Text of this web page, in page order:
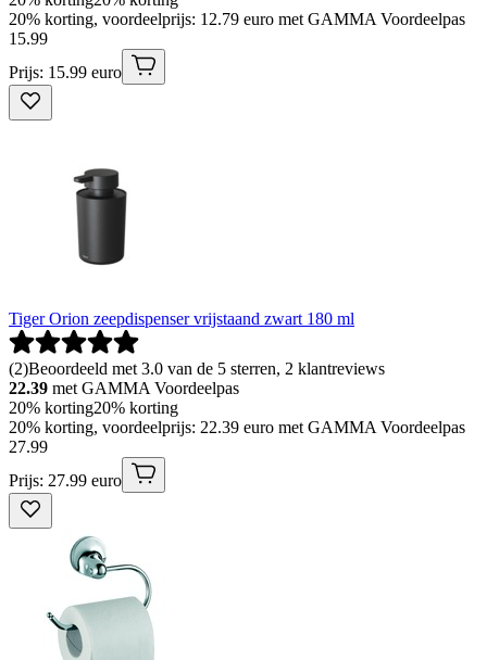
20% korting, voordeelprijs: 12.79 euro met GAMMA Voordeelpas
15.99
Prijs: 15.99 euro
Tiger Orion zeepdispenser vrijstaand zwart 180 ml
(2)Beoordeeld met 3.0 van de 5 sterren, 2 klantreviews
22.39 met GAMMA Voordeelpas
20% korting20% korting
20% korting, voordeelprijs: 22.39 euro met GAMMA Voordeelpas
27.99
Prijs: 27.99 euro